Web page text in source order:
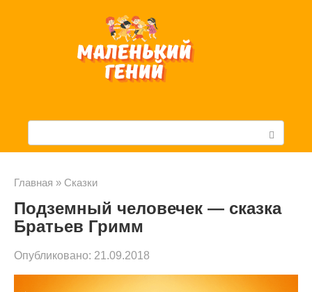
с
Главная » Cказки
Подземный человечек — сказка
Братьев Гримм
Опубликовано: 21.09.2018